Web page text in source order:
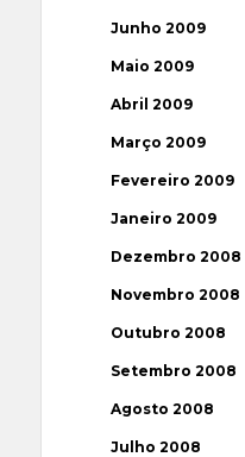
Junho 2009
Maio 2009
Abril 2009
Março 2009
Fevereiro 2009
Janeiro 2009
Dezembro 2008
Novembro 2008
Outubro 2008
Setembro 2008
Agosto 2008
Julho 2008